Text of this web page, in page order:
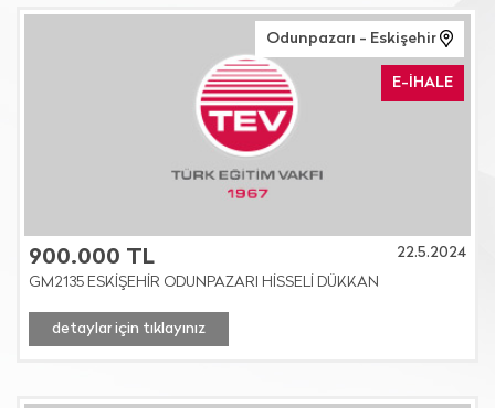
Odunpazarı - Eskişehir
E-İHALE
900.000 TL
22.5.2024
GM2135 ESKİŞEHİR ODUNPAZARI HİSSELİ DÜKKAN
detaylar için tıklayınız